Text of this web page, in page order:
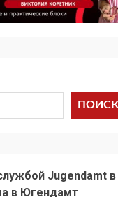
ПОИСК
Jugendamt
в Югендамт